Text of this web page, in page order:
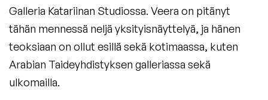
Galleria Katariinan Studiossa. Veera on pitänyt
tähän mennessä neljä yksityisnäyttelyä, ja hänen
teoksiaan on ollut esillä sekä kotimaassa, kuten
Arabian Taideyhdistyksen galleriassa sekä
ulkomailla.